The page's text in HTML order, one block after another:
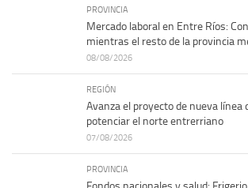
PROVINCIA
Mercado laboral en Entre Ríos:
mientras el resto de la provincia
08/08/2026
REGIÓN
Avanza el proyecto de nueva línea
potenciar el norte entrerriano
07/08/2026
PROVINCIA